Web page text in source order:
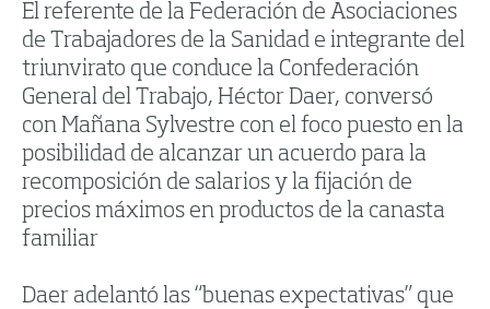
El referente de la Federación de Asociaciones
de Trabajadores de la Sanidad e integrante del
triunvirato que conduce la Confederación
General del Trabajo, Héctor Daer, conversó
con Mañana Sylvestre con el foco puesto en la
posibilidad de alcanzar un acuerdo para la
recomposición de salarios y la fijación de
precios máximos en productos de la canasta
familiar
Daer adelantó las “buenas expectativas” que